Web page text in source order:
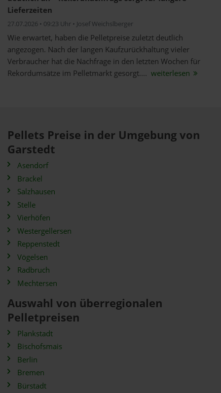
Lieferzeiten
27.07.2026 • 09:23 Uhr • Josef Weichslberger
Wie erwartet, haben die Pelletpreise zuletzt deutlich
angezogen. Nach der langen Kaufzurückhaltung vieler
Verbraucher hat die Nachfrage in den letzten Wochen für
Rekordumsätze im Pelletmarkt gesorgt.... weiterlesen
Pellets Preise in der Umgebung von
Garstedt
Asendorf
Brackel
Salzhausen
Stelle
Vierhöfen
Westergellersen
Reppenstedt
Vögelsen
Radbruch
Mechtersen
Auswahl von überregionalen
Pelletpreisen
Plankstadt
Bischofsmais
Berlin
Bremen
Bürstadt